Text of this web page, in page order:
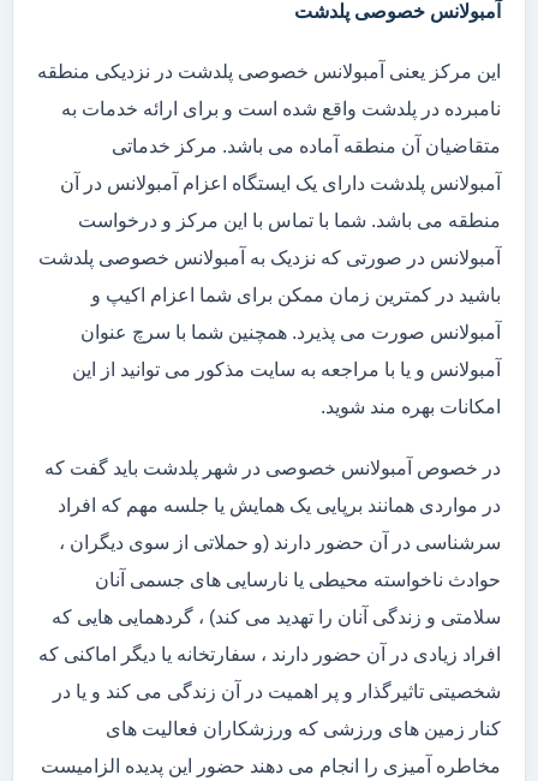
آمبولانس خصوصی پلدشت
این مرکز یعنی آمبولانس خصوصی پلدشت در نزدیکی منطقه
نامبرده در پلدشت واقع شده است و برای ارائه خدمات به
متقاضیان آن منطقه آماده می باشد. مرکز خدماتی
آمبولانس پلدشت دارای یک ایستگاه اعزام آمبولانس در آن
منطقه می باشد. شما با تماس با این مرکز و درخواست
آمبولانس در صورتی که نزدیک به آمبولانس خصوصی پلدشت
باشید در کمترین زمان ممکن برای شما اعزام اکیپ و
آمبولانس صورت می پذیرد. همچنین شما با سرچ عنوان
آمبولانس و یا با مراجعه به سایت مذکور می توانید از این
امکانات بهره مند شوید.
در خصوص آمبولانس خصوصی در شهر پلدشت باید گفت که
در مواردی همانند برپایی یک همایش یا جلسه مهم که افراد
سرشناسی در آن حضور دارند (و حملاتی از سوی دیگران ،
حوادث ناخواسته محیطی یا نارسایی های جسمی آنان
سلامتی و زندگی آنان را تهدید می کند) ، گردهمایی هایی که
افراد زیادی در آن حضور دارند ، سفارتخانه یا دیگر اماکنی که
شخصیتی تاثیرگذار و پر اهمیت در آن زندگی می کند و یا در
کنار زمین های ورزشی که ورزشکاران فعالیت های
مخاطره آمیزی را انجام می دهند حضور این پدیده الزامیست